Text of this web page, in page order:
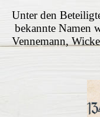
Unter den
bekannte Namen
Vennemann,